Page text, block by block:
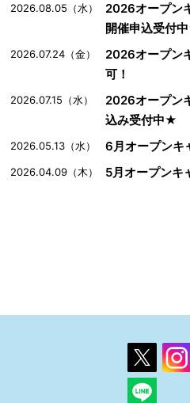
2026.08.05（水）
2026オープン
開催申込受付
2026.07.24（金）
2026オープン
可！
2026.07.15（水）
2026オープン
込み受付中★
2026.05.13（水） 6月オープンキ
2026.04.09（木） 5月オープンキ